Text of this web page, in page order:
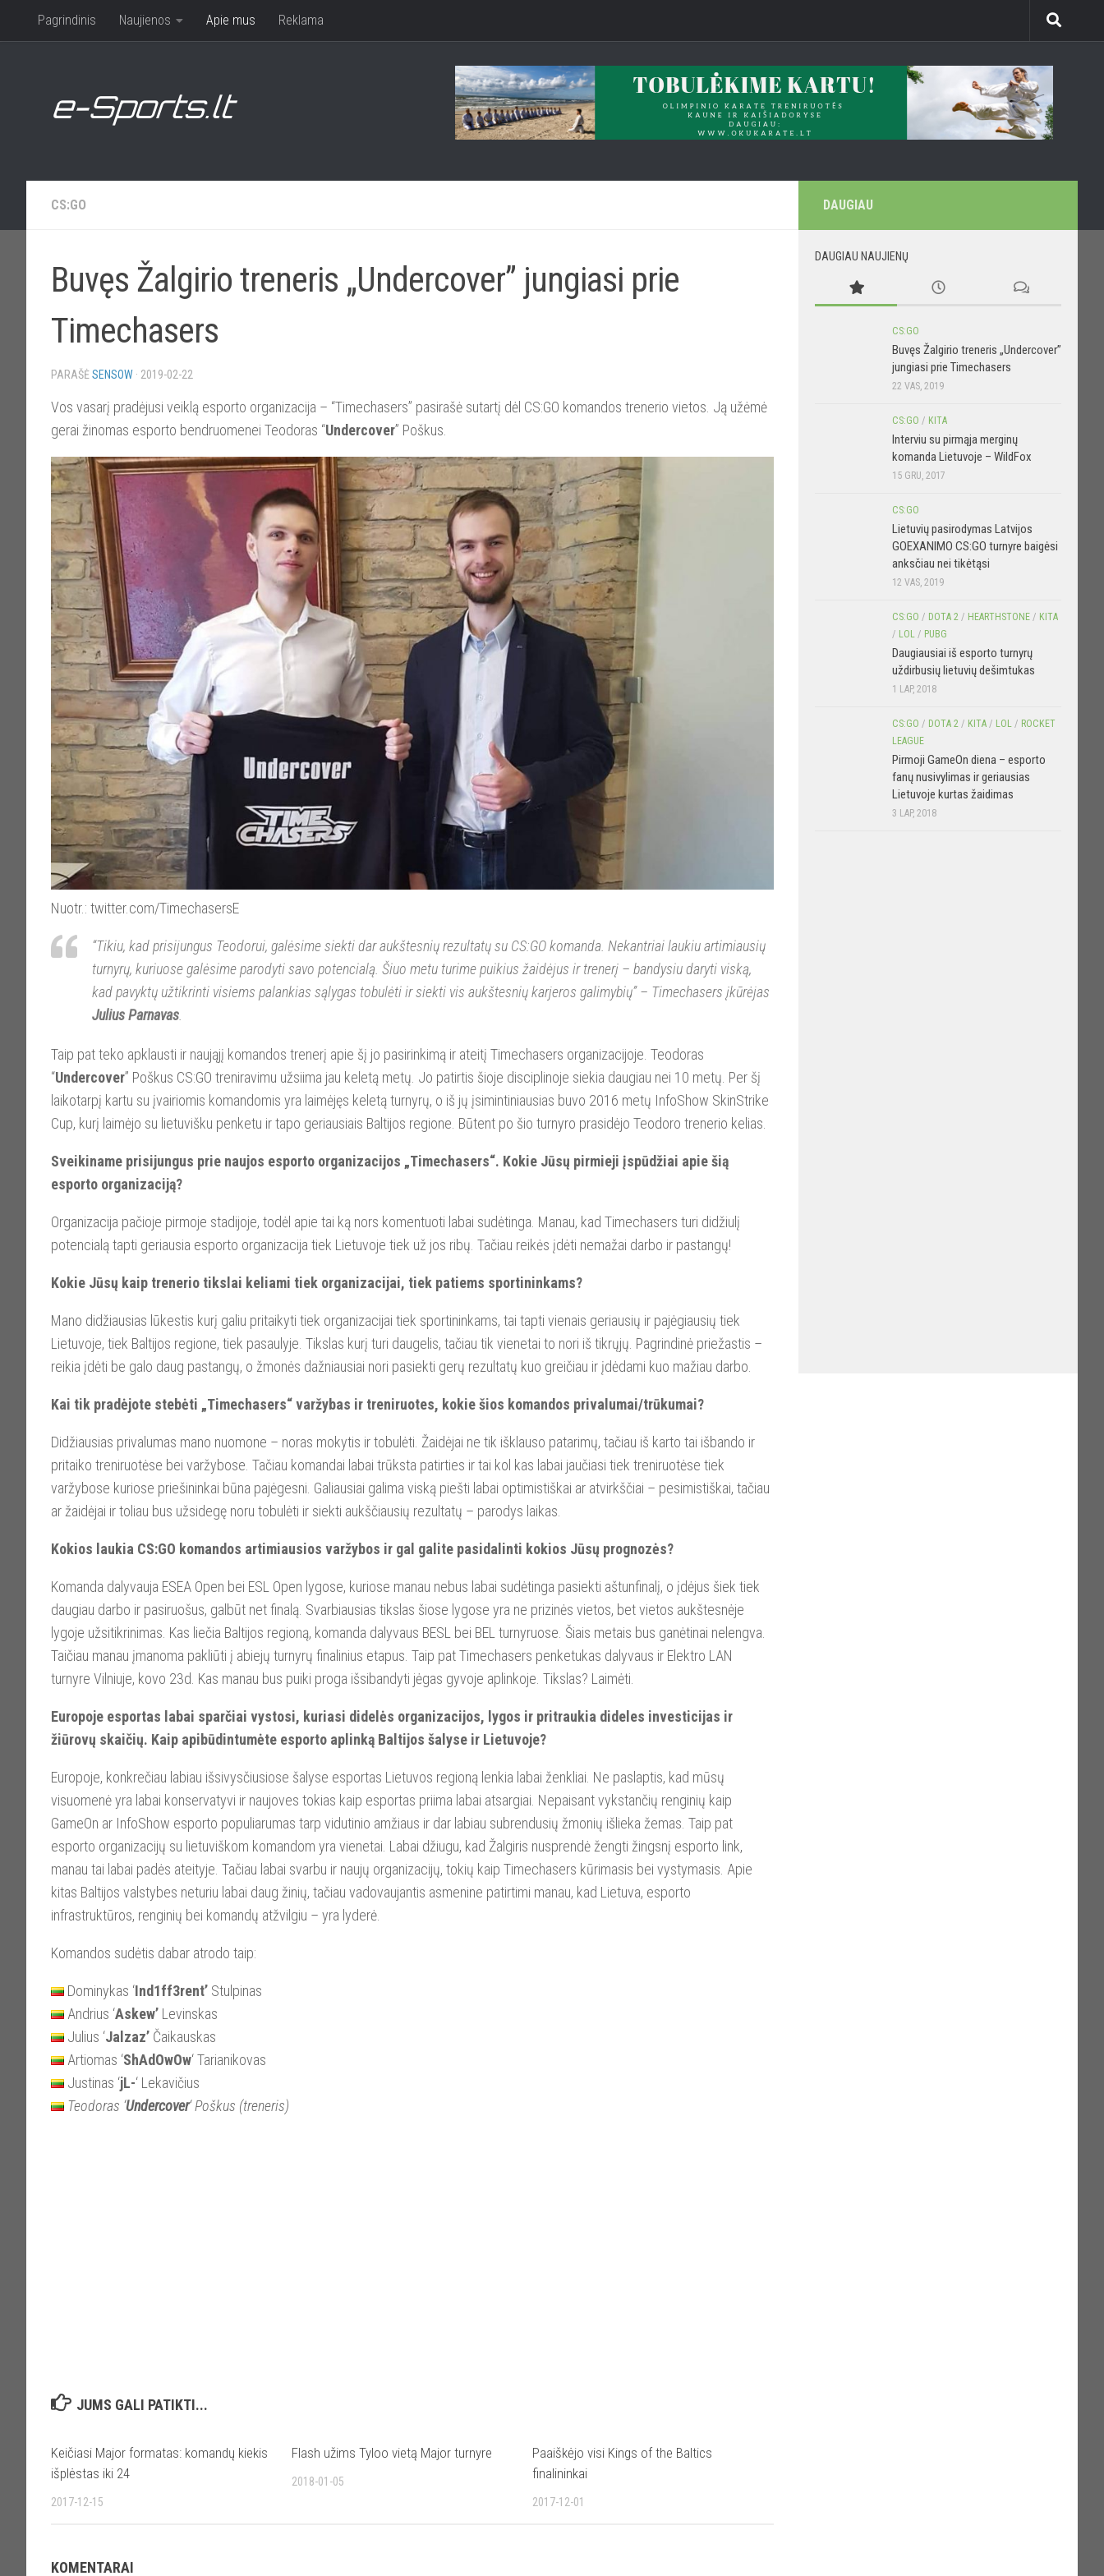
Pagrindinis Naujienos Apie mus Reklama
CS:GO
Buvęs Žalgirio treneris „Undercover” jungiasi prie
Timechasers
PARAŠĖSENSOW · 2019-02-22
Vos vasarį pradėjusi veiklą esporto organizacija – “Timechasers” pasirašė sutartį dėl CS:GO komandos trenerio vietos. Ją užėmė
gerai žinomas esporto bendruomenei Teodoras “Undercover” Poškus.
Nuotr.: twitter.com/TimechasersE
“Tikiu, kad prisijungus Teodorui, galėsime siekti dar aukštesnių rezultatų su CS:GO komanda. Nekantriai laukiu artimiausių
turnyrų, kuriuose galėsime parodyti savo potencialą. Šiuo metu turime puikius žaidėjus ir trenerį – bandysiu daryti viską,
kad pavyktų užtikrinti visiems palankias sąlygas tobulėti ir siekti vis aukštesnių karjeros galimybių” – Timechasers įkūrėjas
Julius Parnavas
Taip pat teko apklausti ir naująjį komandos trenerį apie šį jo pasirinkimą ir ateitį Timechasers organizacijoje. Teodoras
“Undercover” Poškus CS:GO treniravimu užsiima jau keletą metų. Jo patirtis šioje disciplinoje siekia daugiau nei 10 metų. Per šį
laikotarpį kartu su įvairiomis komandomis yra laimėjęs keletą turnyrų, o iš jų įsimintiniausias buvo 2016 metų InfoShow SkinStrike
Cup, kurį laimėjo su lietuvišku penketu ir tapo geriausiais Baltijos regione. Būtent po šio turnyro prasidėjo Teodoro trenerio kelias.
Sveikiname prisijungus prie naujos esporto organizacijos „Timechasers“. Kokie Jūsų pirmieji įspūdžiai apie šią
esporto organizaciją?
Organizacija pačioje pirmoje stadijoje, todėl apie tai ką nors komentuoti labai sudėtinga. Manau, kad Timechasers turi didžiulį
potencialą tapti geriausia esporto organizacija tiek Lietuvoje tiek už jos ribų. Tačiau reikės įdėti nemažai darbo ir pastangų!
Kokie Jūsų kaip trenerio tikslai keliami tiek organizacijai, tiek patiems sportininkams?
Mano didžiausias lūkestis kurį galiu pritaikyti tiek organizacijai tiek sportininkams, tai tapti vienais geriausių ir pajėgiausių tiek
Lietuvoje, tiek Baltijos regione, tiek pasaulyje. Tikslas kurį turi daugelis, tačiau tik vienetai to nori iš tikrųjų. Pagrindinė priežastis –
reikia įdėti be galo daug pastangų, o žmonės dažniausiai nori pasiekti gerų rezultatų kuo greičiau ir įdėdami kuo mažiau darbo.
Kai tik pradėjote stebėti „Timechasers“ varžybas ir treniruotes, kokie šios komandos privalumai/trūkumai?
Didžiausias privalumas mano nuomone – noras mokytis ir tobulėti. Žaidėjai ne tik išklauso patarimų, tačiau iš karto tai išbando ir
pritaiko treniruotėse bei varžybose. Tačiau komandai labai trūksta patirties ir tai kol kas labai jaučiasi tiek treniruotėse tiek
varžybose kuriose priešininkai būna pajėgesni. Galiausiai galima viską piešti labai optimistiškai ar atvirkščiai – pesimistiškai, tačiau
ar žaidėjai ir toliau bus užsidegę noru tobulėti ir siekti aukščiausių rezultatų – parodys laikas.
Kokios laukia CS:GO komandos artimiausios varžybos ir gal galite pasidalinti kokios Jūsų prognozės?
Komanda dalyvauja ESEA Open bei ESL Open lygose, kuriose manau nebus labai sudėtinga pasiekti aštunfinalį, o įdėjus šiek tiek
daugiau darbo ir pasiruošus, galbūt net finalą. Svarbiausias tikslas šiose lygose yra ne prizinės vietos, bet vietos aukštesnėje
lygoje užsitikrinimas. Kas liečia Baltijos regioną, komanda dalyvaus BESL bei BEL turnyruose. Šiais metais bus ganėtinai nelengva.
Taičiau manau įmanoma pakliūti į abiejų turnyrų finalinius etapus. Taip pat Timechasers penketukas dalyvaus ir Elektro LAN
turnyre Vilniuje, kovo 23d. Kas manau bus puiki proga išsibandyti jėgas gyvoje aplinkoje. Tikslas? Laimėti.
Europoje esportas labai sparčiai vystosi, kuriasi didelės organizacijos, lygos ir pritraukia dideles investicijas ir
žiūrovų skaičių. Kaip apibūdintumėte esporto aplinką Baltijos šalyse ir Lietuvoje?
Europoje, konkrečiau labiau išsivysčiusiose šalyse esportas Lietuvos regioną lenkia labai ženkliai. Ne paslaptis, kad mūsų
visuomenė yra labai konservatyvi ir naujoves tokias kaip esportas priima labai atsargiai. Nepaisant vykstančių renginių kaip
GameOn ar InfoShow esporto populiarumas tarp vidutinio amžiaus ir dar labiau subrendusių žmonių išlieka žemas. Taip pat
esporto organizacijų su lietuviškom komandom yra vienetai. Labai džiugu, kad Žalgiris nusprendė žengti žingsnį esporto link,
manau tai labai padės ateityje. Tačiau labai svarbu ir naujų organizacijų, tokių kaip Timechasers kūrimasis bei vystymasis. Apie
kitas Baltijos valstybes neturiu labai daug žinių, tačiau vadovaujantis asmenine patirtimi manau, kad Lietuva, esporto
infrastruktūros, renginių bei komandų atžvilgiu – yra lyderė.
Komandos sudėtis dabar atrodo taip:
Dominykas ‘Ind1ff3rent’ Stulpinas
Andrius ‘Askew’ Levinskas
Julius ‘Jalzaz’ Čaikauskas
Artiomas ‘ShAdOwOw‘ Tarianikovas
Justinas ‘jL-‘ Lekavičius
Teodoras ‘Undercover‘ Poškus (treneris)
JUMS GALI PATIKTI...
Keičiasi Major formatas: komandų kiekis
išplėstas iki 24
2017-12-15
Flash užims Tyloo vietą Major turnyre
2018-01-05
Paaiškėjo visi Kings of the Baltics
finalininkai
2017-12-01
KOMENTARAI
DAUGIAU
DAUGIAU NAUJIENŲ
CS:GO
Buvęs Žalgirio treneris „Undercover”
jungiasi prie Timechasers
22 VAS, 2019
CS:GO / KITA
Interviu su pirmąja merginų
komanda Lietuvoje – WildFox
15 GRU, 2017
CS:GO
Lietuvių pasirodymas Latvijos
GOEXANIMO CS:GO turnyre baigėsi
anksčiau nei tikėtąsi
12 VAS, 2019
CS:GO / DOTA 2 / HEARTHSTONE / KITA
/ LOL / PUBG
Daugiausiai iš esporto turnyrų
uždirbusių lietuvių dešimtukas
1 LAP, 2018
CS:GO / DOTA 2 / KITA / LOL / ROCKET
LEAGUE
Pirmoji GameOn diena – esporto
fanų nusivylimas ir geriausias
Lietuvoje kurtas žaidimas
3 LAP, 2018